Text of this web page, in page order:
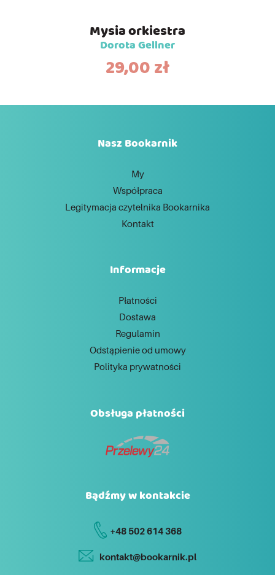
Mysia orkiestra
Dorota Gellner
29,00zł
Nasz Bookarnik
My
Współpraca
Legitymacja czytelnika Bookarnika
Kontakt
Informacje
Płatności
Dostawa
Regulamin
Odstąpienie od umowy
Polityka prywatności
Obsługa płatności
Bądźmy w kontakcie
+48 502 614 368
kontakt@bookarnik.pl